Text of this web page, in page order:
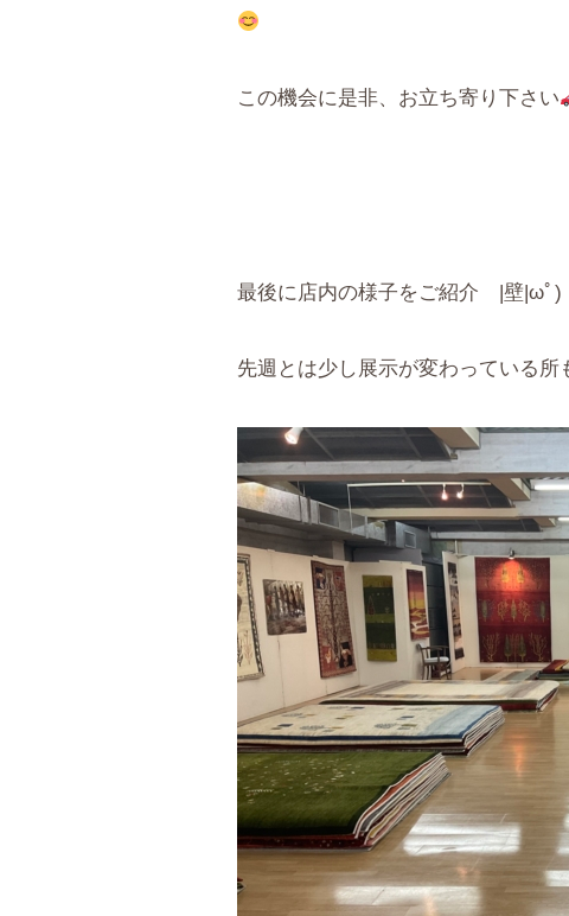
この機会に是非、お立ち寄り下さい
最後に店内の様子をご紹介 |壁|ωﾟ)
先週とは少し展示が変わっている所